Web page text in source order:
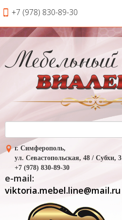
+7 (978) 830-89-30
г. Симферополь,
ул. Севастопольская, 48 / Субхи, 3
+7 (978) 830-89-30
e-mail:
viktoria.mebel.line@mail.ru